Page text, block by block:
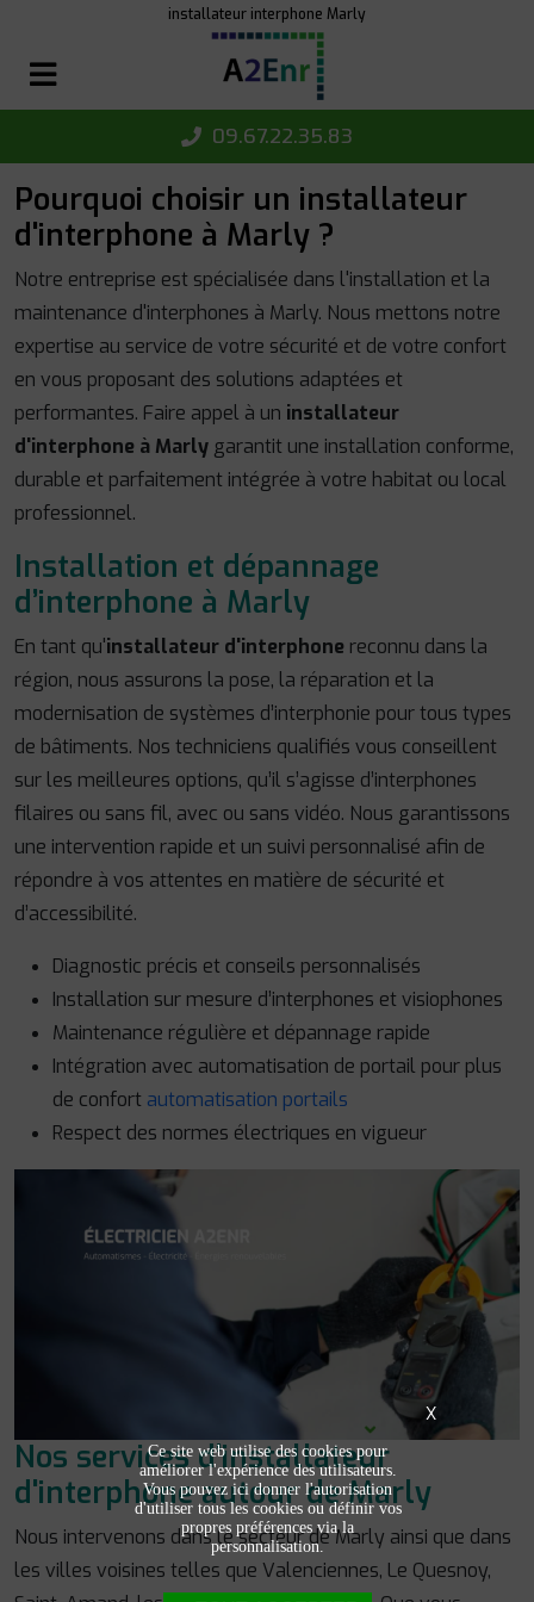
installateur interphone Marly
09.67.22.35.83
Pourquoi choisir un installateur
d'interphone à Marly ?
Notre entreprise est spécialisée dans l'installation et la
maintenance d'interphones à Marly. Nous mettons notre
expertise au service de votre sécurité et de votre confort
en vous proposant des solutions adaptées et
performantes. Faire appel à un installateur
d'interphone à Marly garantit une installation conforme,
durable et parfaitement intégrée à votre habitat ou local
professionnel.
Installation et dépannage
d’interphone à Marly
En tant qu'installateur d'interphone reconnu dans la
région, nous assurons la pose, la réparation et la
modernisation de systèmes d’interphonie pour tous types
de bâtiments. Nos techniciens qualifiés vous conseillent
sur les meilleures options, qu’il s’agisse d’interphones
filaires ou sans fil, avec ou sans vidéo. Nous garantissons
une intervention rapide et un suivi personnalisé afin de
répondre à vos attentes en matière de sécurité et
d’accessibilité.
Diagnostic précis et conseils personnalisés
Installation sur mesure d’interphones et visiophones
Maintenance régulière et dépannage rapide
Intégration avec automatisation de portail pour plus
de confort automatisation portails
Respect des normes électriques en vigueur
Nos services d’installateur
d'interphone autour de Marly
Nous intervenons dans le secteur de Marly ainsi que dans
les villes voisines telles que Valenciennes, Le Quesnoy,
Panneau de gestion des cookies
X
Ce site web utilise des cookies pour
améliorer l'expérience des utilisateurs.
Vous pouvez ici donner l'autorisation
d'utiliser tous les cookies ou définir vos
propres préférences via la
personnalisation.